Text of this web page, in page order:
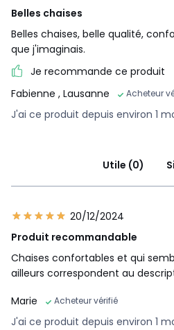
Belles chaises
Belles chaises, belle qualité,
que j'imaginais.
Je recommande ce produit
Fabienne , Lausanne Acheteur
J'ai ce produit depuis environ 1
Utile (0)
20/12/2024
Produit recommandable
Chaises confortables et qui
ailleurs correspondent au
Marie
Acheteur vérifié
J'ai ce produit depuis environ 1